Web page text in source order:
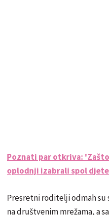
Poznati par otkriva:
oplodnji izabrali spol
Presretni roditelji odmah su
na društvenim mrežama, a